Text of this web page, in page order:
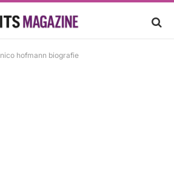
nico hofmann biografie